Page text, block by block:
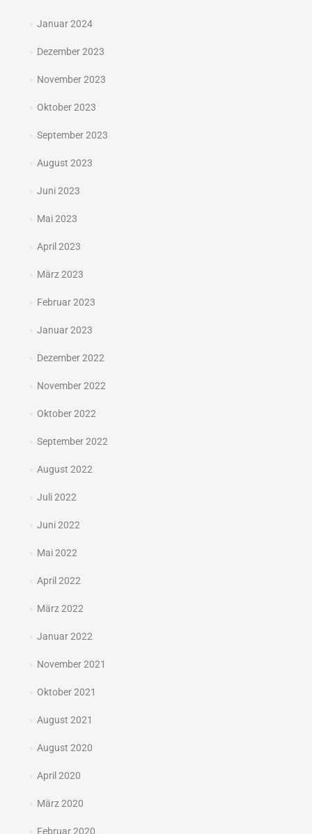
Januar 2024
Dezember 2023
November 2023
Oktober 2023
September 2023
August 2023
Juni 2023
Mai 2023
April 2023
März 2023
Februar 2023
Januar 2023
Dezember 2022
November 2022
Oktober 2022
September 2022
August 2022
Juli 2022
Juni 2022
Mai 2022
April 2022
März 2022
Januar 2022
November 2021
Oktober 2021
August 2021
August 2020
April 2020
März 2020
Februar 2020